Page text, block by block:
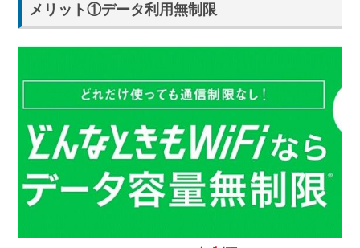
メリ
ット
③ト
ルキ
ット
ワー
対応
メリット①データ利用無制限